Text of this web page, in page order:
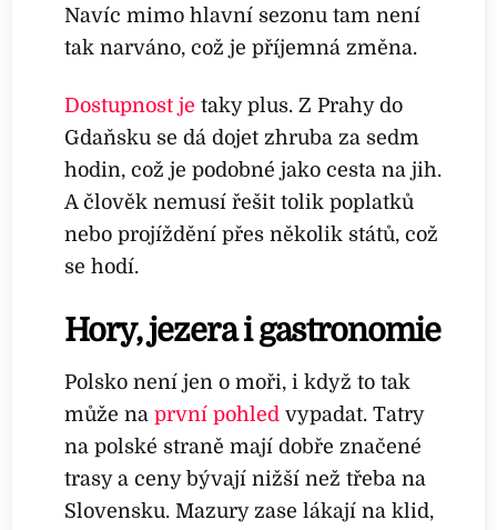
Navíc mimo hlavní sezonu tam není
tak narváno, což je příjemná změna.
Dostupnost je taky plus. Z Prahy do
Gdaňsku se dá dojet zhruba za sedm
hodin, což je podobné jako cesta na jih.
A člověk nemusí řešit tolik poplatků
nebo projíždění přes několik států, což
se hodí.
Hory, jezera i gastronomie
Polsko není jen o moři, i když to tak
může naprvní pohled vypadat. Tatry
na polské straně mají dobře značené
trasy a ceny bývají nižší než třeba na
Slovensku. Mazury zase lákají na klid,